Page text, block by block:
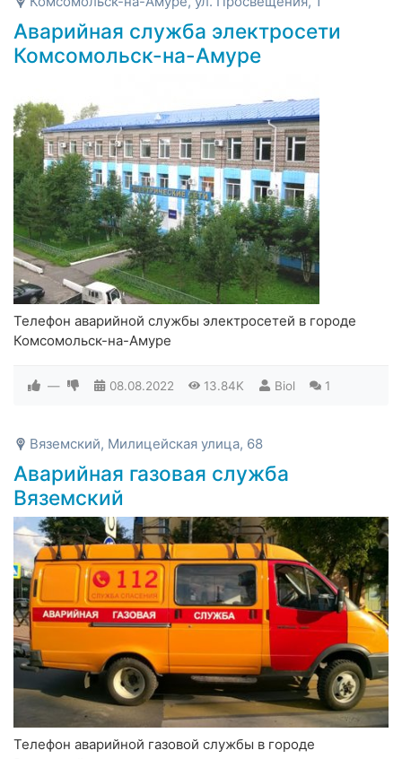
Аварийная служба электросети
Комсомольск-на-Амуре
Телефон аварийной службы электросетей в городе
Комсомольск-на-Амуре
— 08.08.2022 13.84K Biol 1
Вяземский, Милицейская улица, 68
Аварийная газовая служба
Вяземский
Телефон аварийной газовой службы в городе